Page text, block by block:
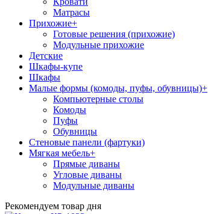
Матрасы
Прихожие+
Готовые решения (прихожие)
Модульные прихожие
Детские
Шкафы-купе
Шкафы
Малые формы (комоды, пуфы, обувницы)+
Компьютерные столы
Комоды
Пуфы
Обувницы
Стеновые панели (фартуки)
Мягкая мебель+
Прямые диваны
Угловые диваны
Модульные диваны
Рекомендуем товар дня